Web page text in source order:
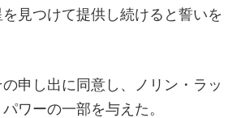
見つけて提供し続けると誓いを
申し出に同意し、ノリン・ラッ
ワーの一部を与えた。